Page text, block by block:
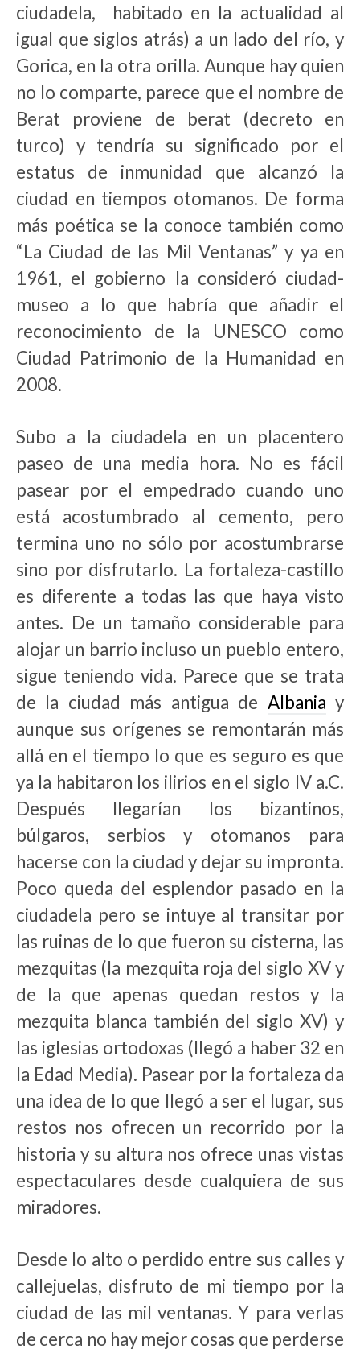
ciudadela, habitado en la actualidad al
igual que siglos atrás) a un lado del río, y
Gorica, en la otra orilla. Aunque hay quien
no lo comparte, parece que el nombre de
Berat proviene de berat (decreto en
turco) y tendría su significado por el
estatus de inmunidad que alcanzó la
ciudad en tiempos otomanos. De forma
más poética se la conoce también como
“La Ciudad de las Mil Ventanas” y ya en
1961, el gobierno la consideró ciudad-
museo a lo que habría que añadir el
reconocimiento de la UNESCO como
Ciudad Patrimonio de la Humanidad en
2008.
Subo a la ciudadela en un placentero
paseo de una media hora. No es fácil
pasear por el empedrado cuando uno
está acostumbrado al cemento, pero
termina uno no sólo por acostumbrarse
sino por disfrutarlo. La fortaleza-castillo
es diferente a todas las que haya visto
antes. De un tamaño considerable para
alojar un barrio incluso un pueblo entero,
sigue teniendo vida. Parece que se trata
de la ciudad más antigua de Albania y
aunque sus orígenes se remontarán más
allá en el tiempo lo que es seguro es que
ya la habitaron los ilirios en el siglo IV a.C.
Después llegarían los bizantinos,
búlgaros, serbios y otomanos para
hacerse con la ciudad y dejar su impronta.
Poco queda del esplendor pasado en la
ciudadela pero se intuye al transitar por
las ruinas de lo que fueron su cisterna, las
mezquitas (la mezquita roja del siglo XV y
de la que apenas quedan restos y la
mezquita blanca también del siglo XV) y
las iglesias ortodoxas (llegó a haber 32 en
la Edad Media). Pasear por la fortaleza da
una idea de lo que llegó a ser el lugar, sus
restos nos ofrecen un recorrido por la
historia y su altura nos ofrece unas vistas
espectaculares desde cualquiera de sus
miradores.
Desde lo alto o perdido entre sus calles y
callejuelas, disfruto de mi tiempo por la
ciudad de las mil ventanas. Y para verlas
de cerca no hay mejor cosas que perderse